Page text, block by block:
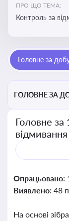
ПРО ЩО ТЕМА:
Контроль за
сплати
Головне за
ГОЛОВНЕ ЗА
Головне
Опрацьовано:
Виявлено: 48
На основі